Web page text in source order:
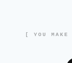
[ YOU MAKE